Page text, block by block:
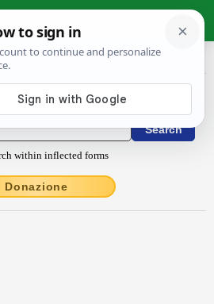
Dictionary
within inflected forms
Donazione